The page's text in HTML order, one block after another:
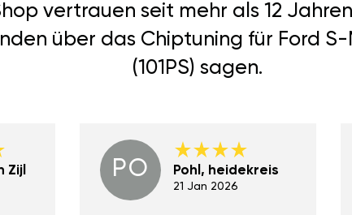
vertrauen seit mehr als 12
über das Chiptuning für Ford S-
(101PS) sagen.
Zijl
PO Pohl, heidekreis
21 Jan 2026